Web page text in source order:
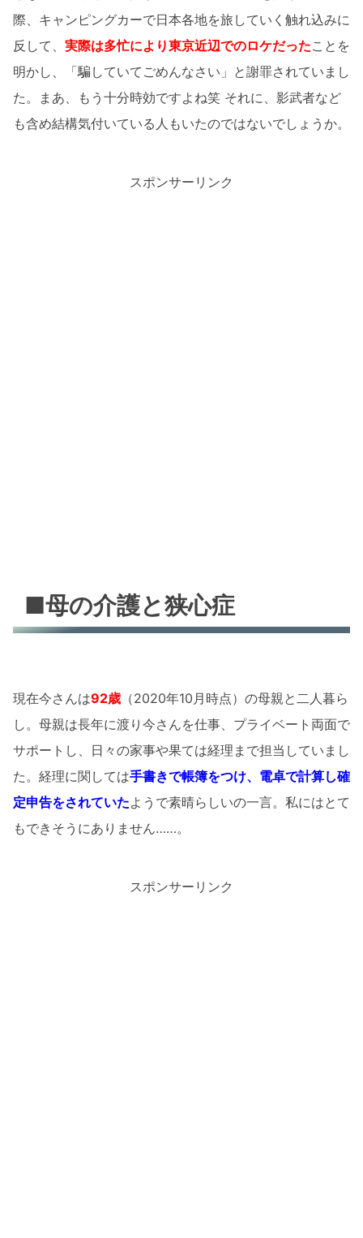
際、キャンピングカーで日本各地を旅していく触れ込みに
反して、 実際は多忙により東京近辺でのロケだったことを
明かし、「騙していてごめんなさい」と謝罪されていまし
た。まあ、もう十分時効ですよね笑 それに、影武者など
も含め結構気付いている人もいたのではないでしょうか。
スポンサーリンク
■母の介護と狭心症
現在今さんは92歳 （2020年10月時点）の母親と二人暮ら
し。母親は長年に渡り今さんを仕事、プライベート両面で
サポートし、日々の家事や果ては経理まで担当していまし
た。経理に関しては手書きで帳簿をつけ、電卓で計算し確
定申告をされていたようで素晴らしいの一言。私にはとて
もできそうにありません……。
スポンサーリンク